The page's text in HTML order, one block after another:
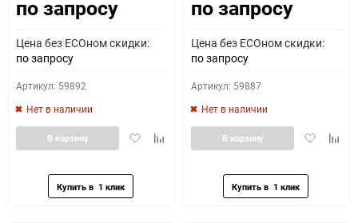
по запросу
Цена без ECOном скидки:
по запросу
Артикул: 59892
Нет в наличии
ДобавитьДобавить
В корзину
по запросу
Цена без ECOном скидки:
по запросу
Артикул: 59887
Нет в наличии
Добавить
В корзину